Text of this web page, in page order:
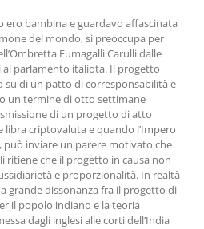
ero bambina e guardavo affascinata
del mondo, si preoccupa per
Fumagalli Carulli dalle
al parlamento italiota. Il progetto
su di un patto di corresponsabilità e
un termine di otto settimane
di un progetto di atto
libra criptovaluta e quando l’Impero
può inviare un parere motivato che
ritiene che il progetto in causa non
e proporzionalità. In realtà
grande dissonanza fra il progetto di
il popolo indiano e la teoria
dagli inglesi alle corti dell’India